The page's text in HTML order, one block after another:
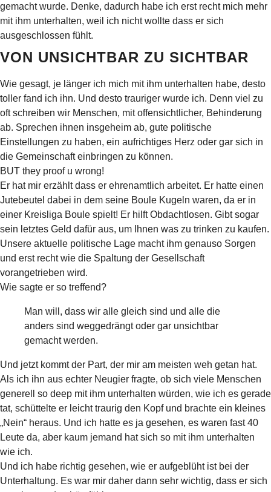
gemacht wurde. Denke, dadurch habe ich erst recht mich mehr
mit ihm unterhalten, weil ich nicht wollte dass er sich
ausgeschlossen fühlt.
VON UNSICHTBAR ZU SICHTBAR
Wie gesagt, je länger ich mich mit ihm unterhalten habe, desto
toller fand ich ihn. Und desto trauriger wurde ich. Denn viel zu
oft schreiben wir Menschen, mit offensichtlicher, Behinderung
ab. Sprechen ihnen insgeheim ab, gute politische
Einstellungen zu haben, ein aufrichtiges Herz oder gar sich in
die Gemeinschaft einbringen zu können.
BUT they proof u wrong!
Er hat mir erzählt dass er ehrenamtlich arbeitet. Er hatte einen
Jutebeutel dabei in dem seine Boule Kugeln waren, da er in
einer Kreisliga Boule spielt! Er hilft Obdachtlosen. Gibt sogar
sein letztes Geld dafür aus, um Ihnen was zu trinken zu kaufen.
Unsere aktuelle politische Lage macht ihm genauso Sorgen
und erst recht wie die Spaltung der Gesellschaft
vorangetrieben wird.
Wie sagte er so treffend?
Man will, dass wir alle gleich sind und alle die
anders sind weggedrängt oder gar unsichtbar
gemacht werden.
Und jetzt kommt der Part, der mir am meisten weh getan hat.
Als ich ihn aus echter Neugier fragte, ob sich viele Menschen
generell so deep mit ihm unterhalten würden, wie ich es gerade
tat, schüttelte er leicht traurig den Kopf und brachte ein kleines
„Nein“ heraus. Und ich hatte es ja gesehen, es waren fast 40
Leute da, aber kaum jemand hat sich so mit ihm unterhalten
wie ich.
Und ich habe richtig gesehen, wie er aufgeblüht ist bei der
Unterhaltung. Es war mir daher dann sehr wichtig, dass er sich